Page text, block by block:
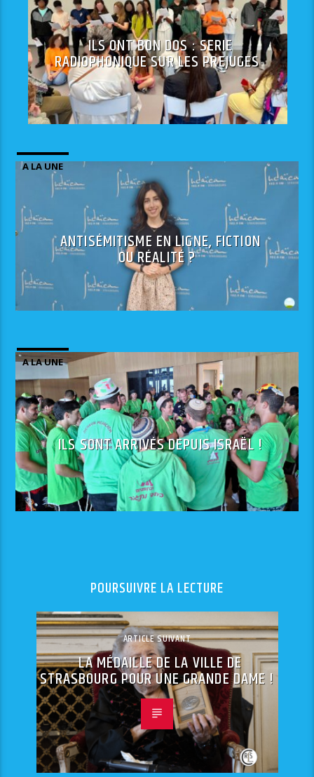
ILS ONT BON DOS : SERIE
RADIOPHONIQUE SUR LES PREJUGES
A LA UNE
ANTISÉMITISME EN LIGNE, FICTION
OU RÉALITÉ ?
A LA UNE
ILS SONT ARRIVÉS DEPUIS ISRAËL !
POURSUIVRE LA LECTURE
ARTICLE SUIVANT
LA MÉDAILLE DE LA VILLE DE
STRASBOURG POUR UNE GRANDE DAME !